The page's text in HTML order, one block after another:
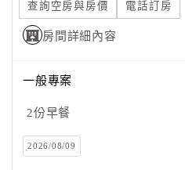
管
理
員
戶
查詢空房與房價 電話訂房
房間詳細內容
一般專案
2份早餐
2026/08/09